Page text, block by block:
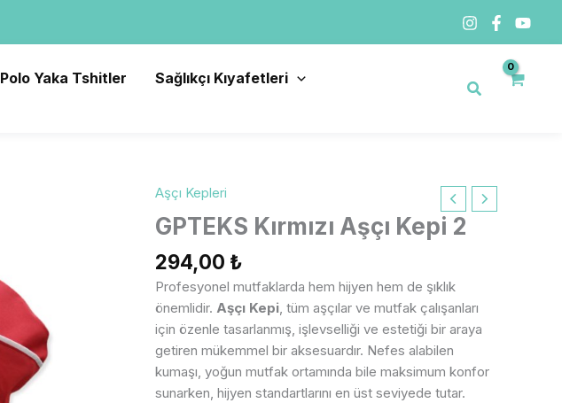
Polo Yaka Tshitler
Sağlıkçı Kıyafetleri
Arama
Aşçı Kepleri
GPTEKS Kırmızı Aşçı Kepi 2
294,00 ₺
Profesyonel mutfaklarda hem hijyen hem de şıklık
önemlidir. Aşçı Kepi, tüm aşçılar ve mutfak çalışanları
için özenle tasarlanmış, işlevselliği ve estetiği bir araya
getiren mükemmel bir aksesuardır. Nefes alabilen
kumaşı, yoğun mutfak ortamında bile maksimum konfor
sunarken, hijyen standartlarını en üst seviyede tutar.
GPTEKS
Kırmızı
Aşçı
Kepi
2
adet